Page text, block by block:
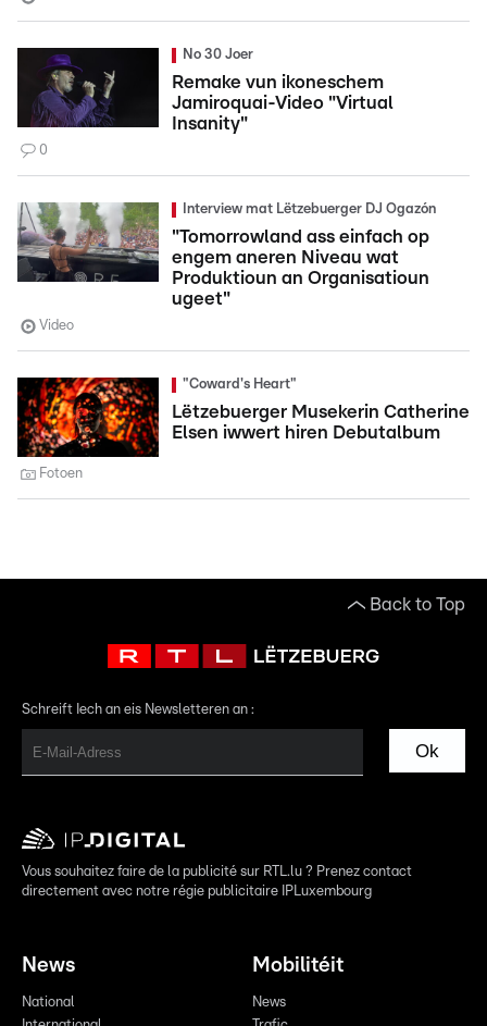
No 30 Joer
Remake vun ikoneschem
Jamiroquai-Video "Virtual
Insanity"
0
Interview mat Lëtzebuerger DJ Ogazón
"Tomorrowland ass einfach op
engem aneren Niveau wat
Produktioun an Organisatioun
ugeet"
Video
"Coward's Heart"
Lëtzebuerger Musekerin Catherine
Elsen iwwert hiren Debutalbum
Fotoen
Back to Top
Schreift Iech an eis Newsletteren an :
Ok
Vous souhaitez faire de la publicité sur RTL.lu ? Prenez contact
directement avec notre régie publicitaire IPLuxembourg
News
National
Mobilitéit
News